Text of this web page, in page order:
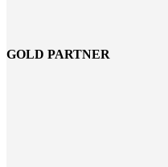
GOLD PARTNER